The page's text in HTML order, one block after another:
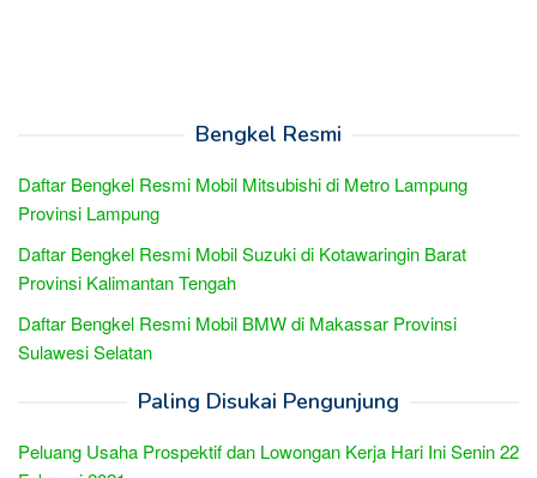
Bengkel Resmi
Daftar Bengkel Resmi Mobil Mitsubishi di Metro Lampung
Provinsi Lampung
Daftar Bengkel Resmi Mobil Suzuki di Kotawaringin Barat
Provinsi Kalimantan Tengah
Daftar Bengkel Resmi Mobil BMW di Makassar Provinsi
Sulawesi Selatan
Paling Disukai Pengunjung
Peluang Usaha Prospektif dan Lowongan Kerja Hari Ini Senin 22